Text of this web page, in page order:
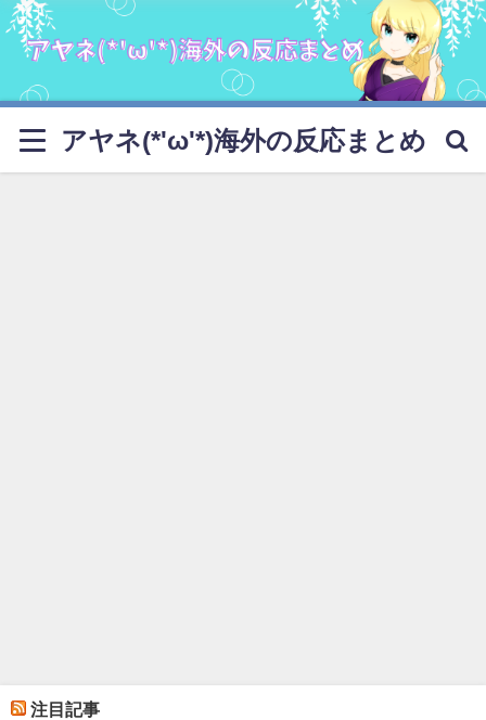
アヤネ(*'ω'*)海外の反応まとめ
注目記事